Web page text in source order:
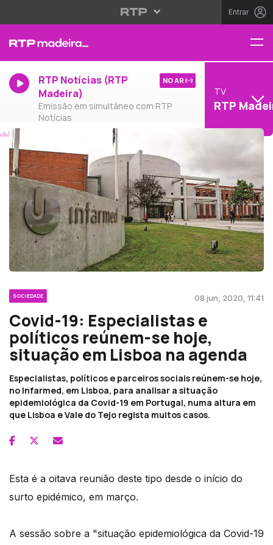
Entrar
RTP Notícias (RTP
Madeira)
Emissão em simultâneo com RTP
Notícias
NO AR
TV
RTP
SOCIEDADE 08 jun, 2020, 11:41
Covid-19: Especialistas e
políticos reúnem-se hoje,
situação em Lisboa na agenda
Especialistas, políticos e parceiros sociais reúnem-se hoje,
no Infarmed, em Lisboa, para analisar a situação
epidemiológica da Covid-19 em Portugal, numa altura em
que Lisboa e Vale do Tejo regista muitos casos.
Esta é a oitava reunião deste tipo desde o início do
surto epidémico, em março.
A sessão sobre a "situação epidemiológica da Covid-19